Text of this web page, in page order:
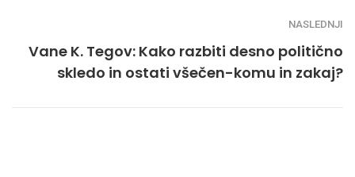
NASLEDNJI
Vane K. Tegov: Kako razbiti desno politično
skledo in ostati všečen-komu in zakaj?